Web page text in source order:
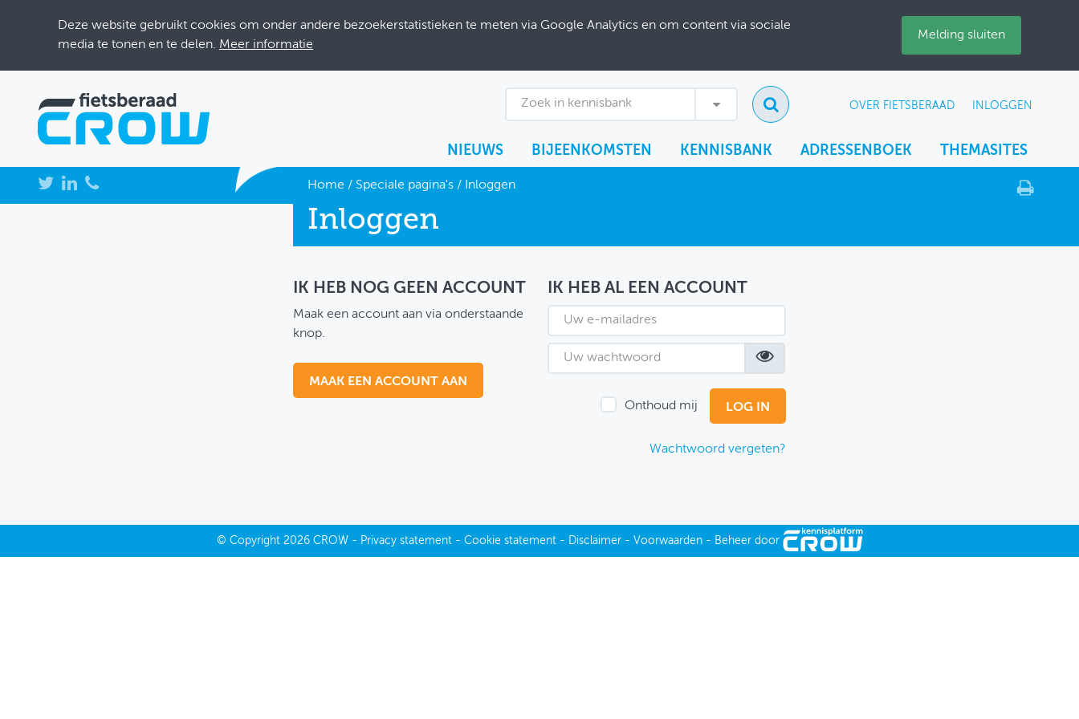
Deze website gebruikt cookies om onder andere bezoekerstatistieken te meten via Google Analytics en om content via sociale
media te tonen en te delen. Meer informatie
Melding sluiten
Zoek in kennisbank OVER FIETSBERAAD INLOGGEN
NIEUWS BIJEENKOMSTEN KENNISBANK ADRESSENBOEK THEMASITES
NIEUWS Home / Speciale pagina's/ Inloggen
Inloggen
IK HEB NOG GEEN ACCOUNT
Maak een account aan via onderstaande
knop.
MAAK EEN ACCOUNT AAN
IK HEB AL EEN ACCOUNT
Onthoud mij
Wachtwoord vergeten?
© Copyright2026 CROW - Privacy statement- Cookie statement- Disclaimer- Voorwaarden - Beheer door